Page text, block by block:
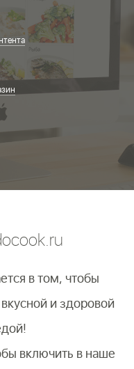
в том, чтобы
и здоровой
включить в наше